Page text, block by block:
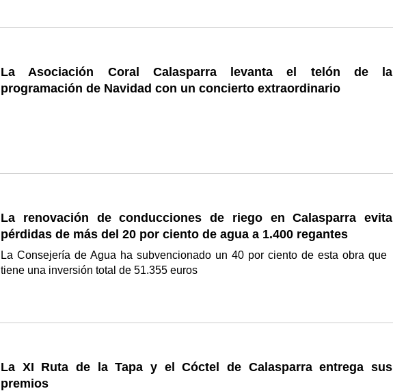
La Asociación Coral Calasparra levanta el telón de la
programación de Navidad con un concierto extraordinario
La renovación de conducciones de riego en Calasparra evita
pérdidas de más del 20 por ciento de agua a 1.400 regantes
La Consejería de Agua ha subvencionado un 40 por ciento de esta obra que
tiene una inversión total de 51.355 euros
La XI Ruta de la Tapa y el Cóctel de Calasparra entrega sus
premios